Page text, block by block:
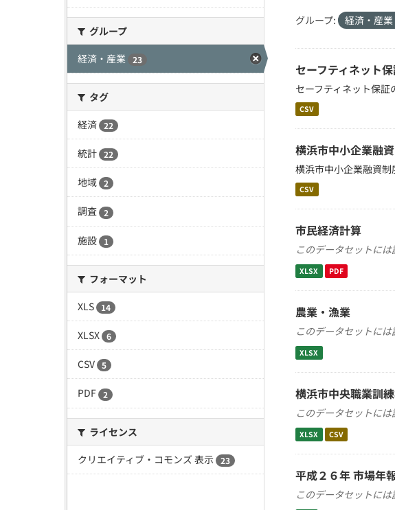
グループ
経済・産業
23
タグ
経済 22
統計 22
地域 2
調査 2
施設 1
フォーマット
XLS
14
XLSX 6
CSV 5
PDF 2
ライセンス
クリエイティブ・コモンズ 表示 23
グループ: 経済・産業
セーフティネット
セーフティネット保
CSV
横浜市中小企業融
横浜市中小企業融資
CSV
市民経済計算
このデータセットに
XLSX PDF
農業・漁業
このデータセットに
XLSX
横浜市中央職業訓
このデータセットに
XLSX CSV
平成２６年 市場年
このデータセットに